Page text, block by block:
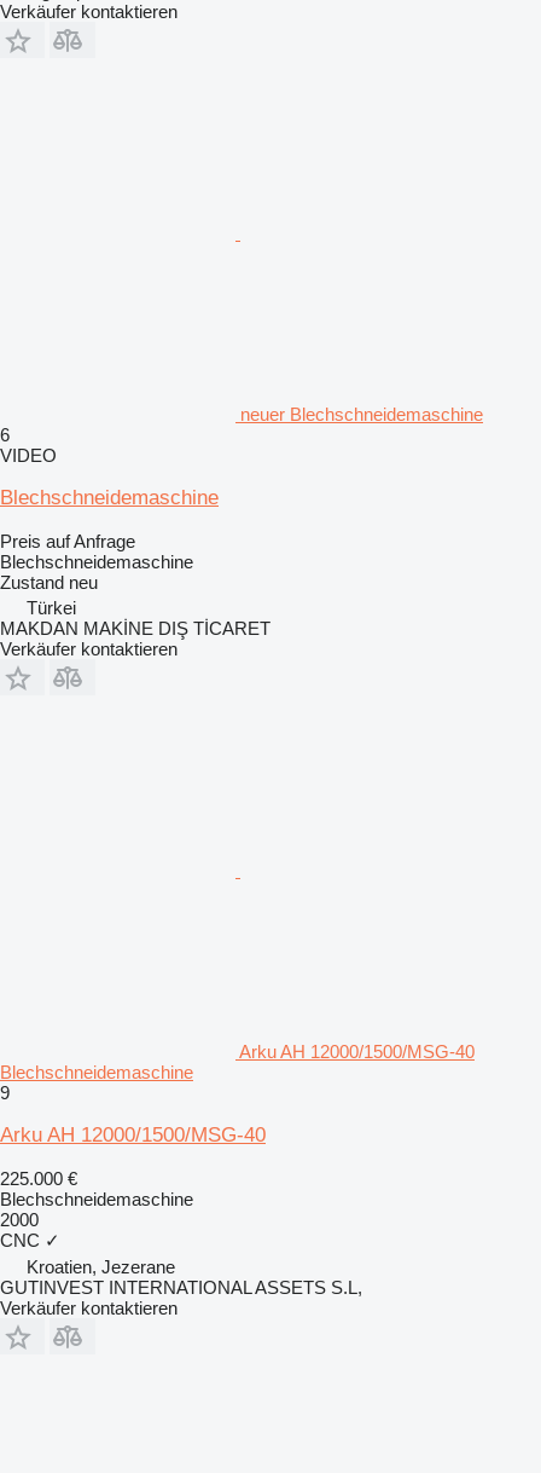
Verkäufer kontaktieren
neuer Blechschneidemaschine
6
VIDEO
Blechschneidemaschine
Preis auf Anfrage
Blechschneidemaschine
Zustand neu
Türkei
MAKDAN MAKİNE DIŞ TİCARET
Verkäufer kontaktieren
Arku AH 12000/1500/MSG-40
Blechschneidemaschine
9
Arku AH 12000/1500/MSG-40
225.000 €
Blechschneidemaschine
2000
CNC ✓
Kroatien, Jezerane
GUTINVEST INTERNATIONAL ASSETS S.L,
Verkäufer kontaktieren